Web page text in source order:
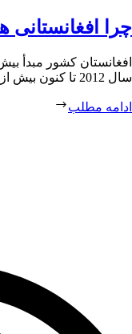
چرا افغانستانی
سال 2012 تا کنون بیش از 2.5 میلی…
ادامه مطلب